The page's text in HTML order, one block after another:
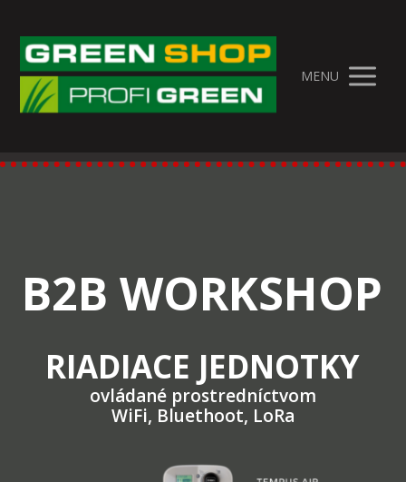
MENU
B2B WORKSHOP
RIADIACE JEDNOTKY
ovládané prostredníctvom
WiFi, Bluethoot, LoRa